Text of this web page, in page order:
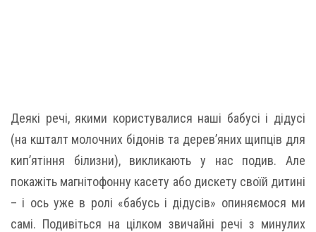
Деякі речі, якими користувалися наші бабусі і дідусі
(на кшталт молочних бідонів та дерев’яних щипців для
кип’ятіння білизни), викликають у нас подив. Але
покажіть магнітофонну касету або дискету своїй дитині
– і ось уже в ролі «бабусь і дідусів» опиняємося ми
самі. Подивіться на цілком звичайні речі з минулих